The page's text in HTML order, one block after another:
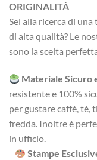
ORIGINALITÀ
Sei alla ricerca di
di alta qualità? Le
sono la scelta
Materiale Sicuro
resistente e 100%
per gustare caffè, tè,
fredda. Inoltre è
in ufficio.
Stampe